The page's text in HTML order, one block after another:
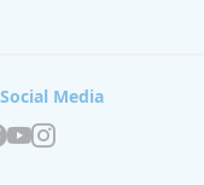
Media